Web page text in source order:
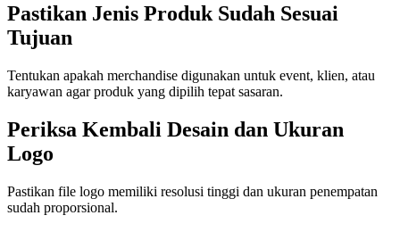
Pastikan Jenis Produk Sudah Sesuai
Tujuan
Tentukan apakah merchandise digunakan untuk event, klien, atau
karyawan agar produk yang dipilih tepat sasaran.
Periksa Kembali Desain dan Ukuran
Logo
Pastikan file logo memiliki resolusi tinggi dan ukuran penempatan
sudah proporsional.